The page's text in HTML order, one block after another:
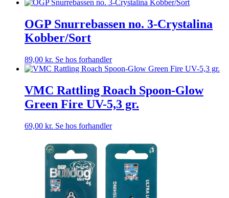
OGP Snurrebassen no. 3-Crystalina
Kobber/Sort
89,00 kr. Se hos forhandler
VMC Rattling Roach Spoon-Glow
Green Fire UV-5,3 gr.
69,00 kr. Se hos forhandler